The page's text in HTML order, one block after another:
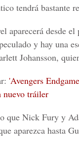
tendrá bastante
aparecerá desde
y hay una
Johansson,
'Avengers
nuevo tráiler
que Nick Fury y
aparezca hasta